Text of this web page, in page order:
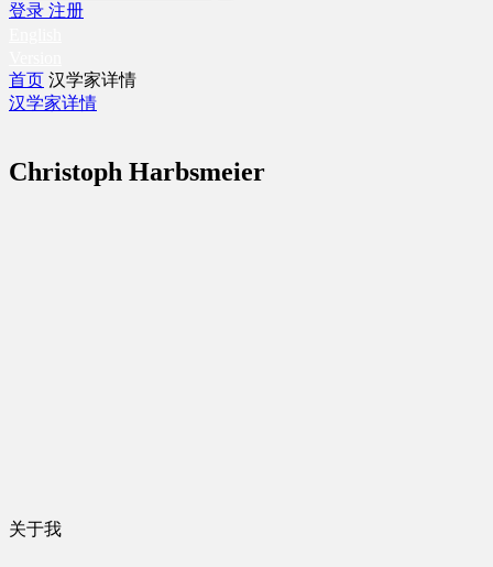
登录 注册
首页 汉学家详情
汉学家详情
Christoph Harbsmeier
关于我